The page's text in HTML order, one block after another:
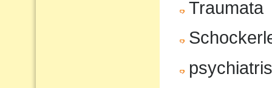
Traumata